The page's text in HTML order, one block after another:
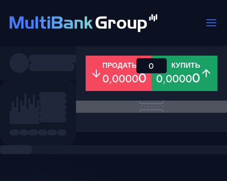
Все Форекс Металлы
ПРОДАТЬ
0,00000
КУПИТЬ
0,00000
0